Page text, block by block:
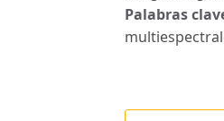
Palabras